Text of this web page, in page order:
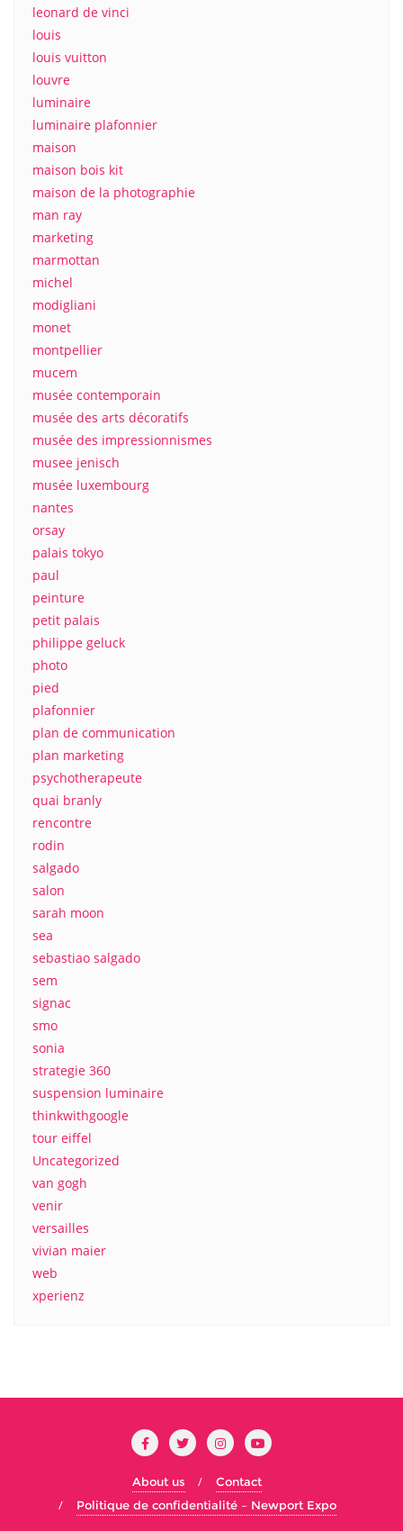
leonard de vinci
louis
louis vuitton
louvre
luminaire
luminaire plafonnier
maison
maison bois kit
maison de la photographie
man ray
marketing
marmottan
michel
modigliani
monet
montpellier
mucem
musée contemporain
musée des arts décoratifs
musée des impressionnismes
musee jenisch
musée luxembourg
nantes
orsay
palais tokyo
paul
peinture
petit palais
philippe geluck
photo
pied
plafonnier
plan de communication
plan marketing
psychotherapeute
quai branly
rencontre
rodin
salgado
salon
sarah moon
sea
sebastiao salgado
sem
signac
smo
sonia
strategie 360
suspension luminaire
thinkwithgoogle
tour eiffel
Uncategorized
van gogh
venir
versailles
vivian maier
web
xperienz
About us
Contact
Politique de confidentialité – Newport Expo